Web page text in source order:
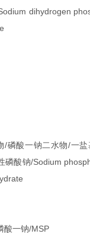
dihydrogen
/磷酸一钠二水物/一盐
磷酸钠/Sodium
酸一钠/MSP